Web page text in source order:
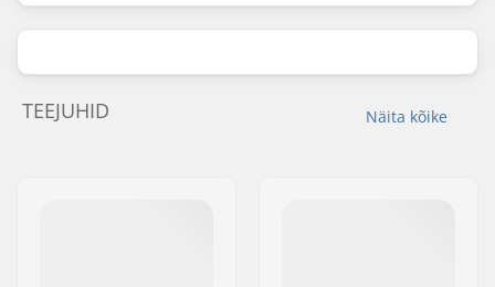
Näita kõike
TEEJUHID